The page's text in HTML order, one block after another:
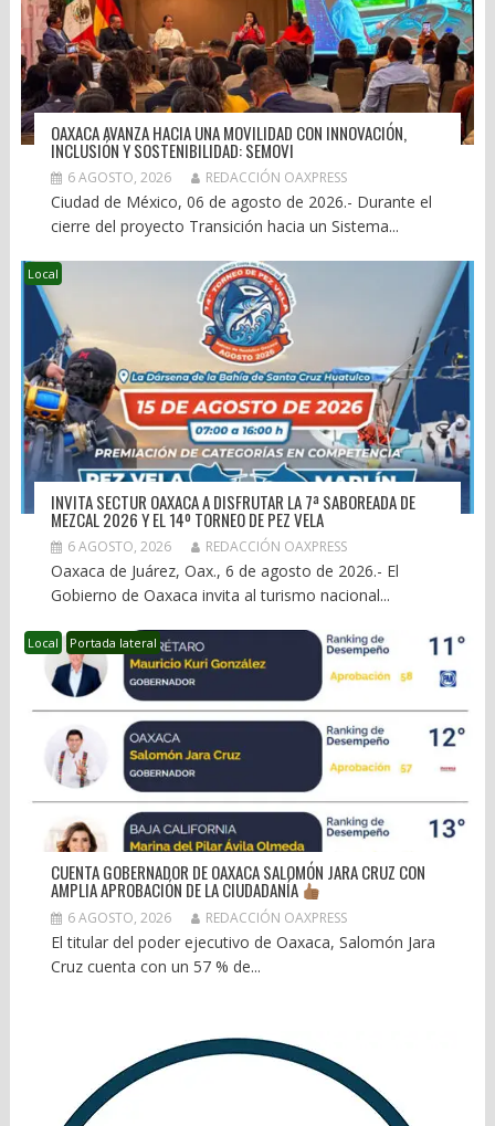
OAXACA AVANZA HACIA UNA MOVILIDAD CON INNOVACIÓN,
INCLUSIÓN Y SOSTENIBILIDAD: SEMOVI
6 AGOSTO, 2026 REDACCIÓN OAXPRESS
Ciudad de México, 06 de agosto de 2026.- Durante el
cierre del proyecto Transición hacia un Sistema...
Local
INVITA SECTUR OAXACA A DISFRUTAR LA 7ª SABOREADA DE
MEZCAL 2026 Y EL 14º TORNEO DE PEZ VELA
6 AGOSTO, 2026 REDACCIÓN OAXPRESS
Oaxaca de Juárez, Oax., 6 de agosto de 2026.- El
Gobierno de Oaxaca invita al turismo nacional...
Local Portada lateral
CUENTA GOBERNADOR DE OAXACA SALOMÓN JARA CRUZ CON
AMPLIA APROBACIÓN DE LA CIUDADANÍA
6 AGOSTO, 2026 REDACCIÓN OAXPRESS
El titular del poder ejecutivo de Oaxaca, Salomón Jara
Cruz cuenta con un 57 % de...